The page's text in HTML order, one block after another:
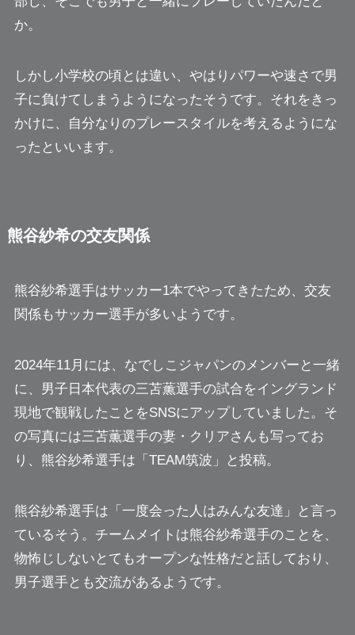
か。
しかし小学校の頃とは違い、やはりパワーや速さで男
子に負けてしまうようになったそうです。それをきっ
かけに、自分なりのプレースタイルを考えるようにな
ったといいます。
熊谷紗希の交友関係
熊谷紗希選手はサッカー1本でやってきたため、交友
関係もサッカー選手が多いようです。
2024年11月には、なでしこジャパンのメンバーと一緒
に、男子日本代表の三苫薫選手の試合をイングランド
現地で観戦したことをSNSにアップしていました。そ
の写真には三苫薫選手の妻・クリアさんも写ってお
り、熊谷紗希選手は「TEAM筑波」と投稿。
熊谷紗希選手は「一度会った人はみんな友達」と言っ
ているそう。チームメイトは熊谷紗希選手のことを、
物怖じしないとてもオープンな性格だと話しており、
男子選手とも交流があるようです。